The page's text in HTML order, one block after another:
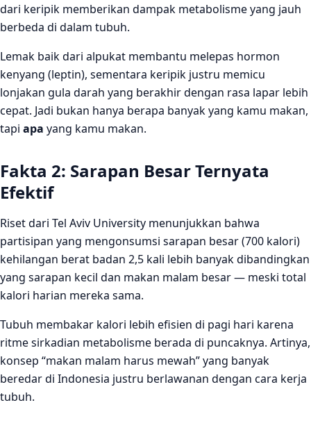
dari keripik memberikan dampak metabolisme yang jauh
berbeda di dalam tubuh.
Lemak baik dari alpukat membantu melepas hormon
kenyang (leptin), sementara keripik justru memicu
lonjakan gula darah yang berakhir dengan rasa lapar lebih
cepat. Jadi bukan hanya berapa banyak yang kamu makan,
tapi apa yang kamu makan.
Fakta 2: Sarapan Besar Ternyata
Efektif
Riset dari Tel Aviv University menunjukkan bahwa
partisipan yang mengonsumsi sarapan besar (700 kalori)
kehilangan berat badan 2,5 kali lebih banyak dibandingkan
yang sarapan kecil dan makan malam besar — meski total
kalori harian mereka sama.
Tubuh membakar kalori lebih efisien di pagi hari karena
ritme sirkadian metabolisme berada di puncaknya. Artinya,
konsep “makan malam harus mewah” yang banyak
beredar di Indonesia justru berlawanan dengan cara kerja
tubuh.